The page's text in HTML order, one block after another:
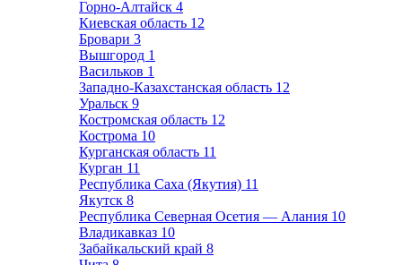
Горно-Алтайск 4
Киевская область 12
Бровари 3
Вышгород 1
Васильков 1
Западно-Казахстанская область 12
Уральск 9
Костромская область 12
Кострома 10
Курганская область 11
Курган 11
Республика Саха (Якутия) 11
Якутск 8
Республика Северная Осетия — Алания 10
Владикавказ 10
Забайкальский край 8